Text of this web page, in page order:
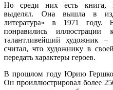
Но среди них есть книга,
выделял. Она вышла в
литература» в 1971 году.
понравились иллюстрации
талантливейший художник
считал, что художнику в
передать характеры героев.
В прошлом году Юрию
Он проиллюстрировал более